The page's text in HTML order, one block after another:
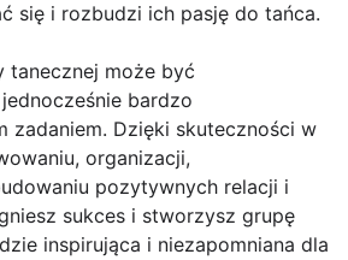
się i rozbudzi ich pasję do tańca.
tanecznej może być
bardzo
zadaniem. Dzięki skuteczności w
organizacji,
pozytywnych relacji i
sukces i stworzysz grupę
inspirująca i niezapomniana dla